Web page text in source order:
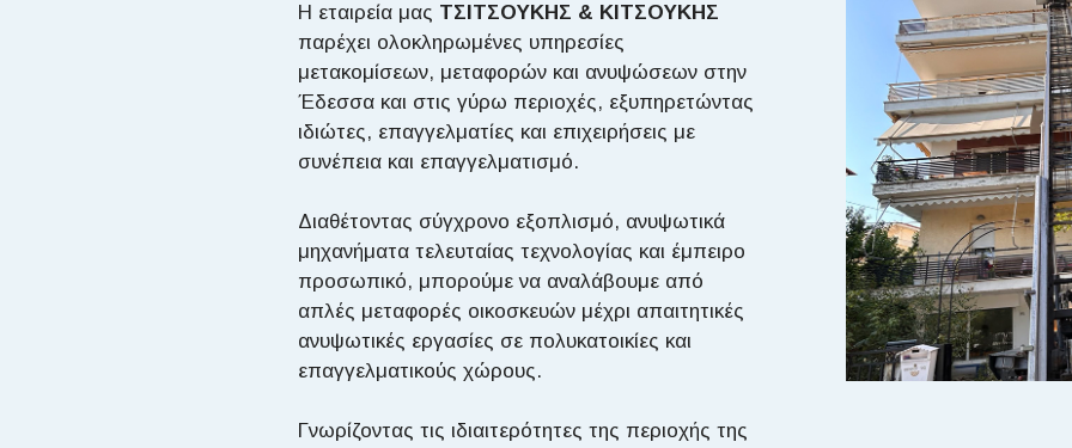
Η εταιρεία μας ΤΣΙΤΣΟΥΚΗΣ & ΚΙΤΣΟΥΚΗΣ
παρέχει ολοκληρωμένες υπηρεσίες
μετακομίσεων, μεταφορών και ανυψώσεων στην
Έδεσσα και στις γύρω περιοχές, εξυπηρετώντας
ιδιώτες, επαγγελματίες και επιχειρήσεις με
συνέπεια και επαγγελματισμό.
Διαθέτοντας σύγχρονο εξοπλισμό, ανυψωτικά
μηχανήματα τελευταίας τεχνολογίας και έμπειρο
προσωπικό, μπορούμε να αναλάβουμε από
απλές μεταφορές οικοσκευών μέχρι απαιτητικές
ανυψωτικές εργασίες σε πολυκατοικίες και
επαγγελματικούς χώρους.
Γνωρίζοντας τις ιδιαιτερότητες της περιοχής της